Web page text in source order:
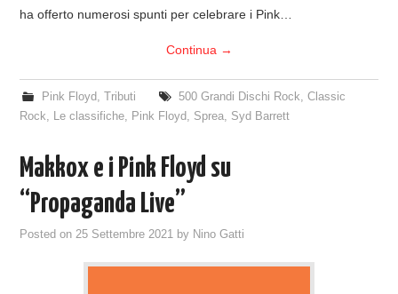
ha offerto numerosi spunti per celebrare i Pink…
Continua →
Pink Floyd, Tributi 500 Grandi Dischi Rock, Classic
Rock, Le classifiche, Pink Floyd, Sprea, Syd Barrett
Makkox e i Pink Floyd su
“Propaganda Live”
Posted on25 Settembre 2021 by Nino Gatti